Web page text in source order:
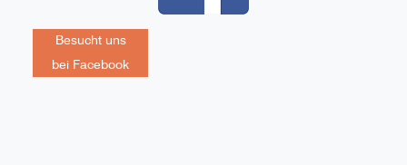
Besucht uns
bei Facebook